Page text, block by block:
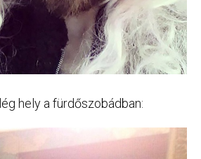
hely a fürdőszobádban: